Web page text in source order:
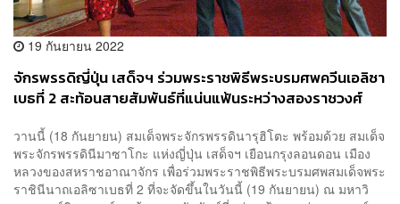
19 กันยายน 2022
จักรพรรดิญี่ปุ่น เสด็จฯ ร่วมพระราชพิธีพระบรมศพควีนเอลิซา
เบธที่ 2 สะท้อนสายสัมพันธ์ที่แน่นแฟ้นระหว่างสองราชวงศ์
วานนี้ (18 กันยายน) สมเด็จพระจักรพรรดินารุฮิโตะ พร้อมด้วย สมเด็จ
พระจักรพรรดินีมาซาโกะ แห่งญี่ปุ่น เสด็จฯ เยือนกรุงลอนดอน เมือง
หลวงของสหราชอาณาจักร เพื่อร่วมพระราชพิธีพระบรมศพสมเด็จพระ
ราชินีนาถเอลิซาเบธที่ 2 ที่จะจัดขึ้นในวันนี้ (19 กันยายน) ณ มหาวิ